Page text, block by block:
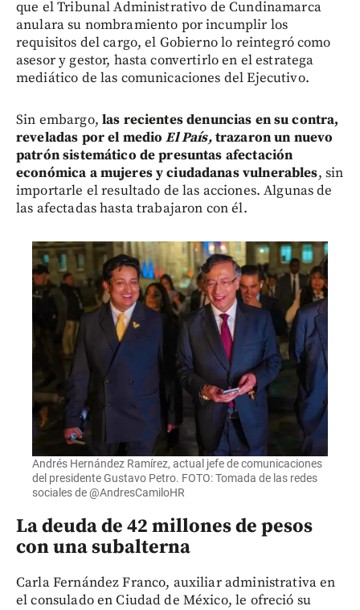
que el Tribunal Administrativo de Cundinamarca
anulara su nombramiento por incumplir los
requisitos del cargo, el Gobierno lo reintegró como
asesor y gestor, hasta convertirlo en el estratega
mediático de las comunicaciones del Ejecutivo.
Sin embargo, las recientes denuncias en su contra,
reveladas por el medioEl País,trazaron un nuevo
patrón sistemático de presuntas afectación
económica a mujeres y ciudadanas vulnerables, sin
importarle el resultado de las acciones. Algunas de
las afectadas hasta trabajaron con él.
Andrés Hernández Ramírez, actual jefe de comunicaciones
del presidente Gustavo Petro. FOTO: Tomada de las redes
sociales de @AndresCamiloHR
La deuda de 42 millones de pesos
con una subalterna
Carla Fernández Franco, auxiliar administrativa en
el consulado en Ciudad de México, le ofreció su